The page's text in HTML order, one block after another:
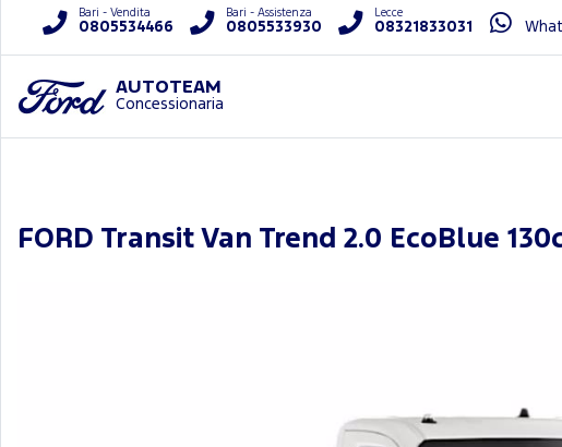
Bari - Vendita
0805534466
Bari - Assistenza
0805533930
Lecce
08321833031
AUTOTEAM
Concessionaria
FORD Transit Van Trend 2.0 EcoBlue